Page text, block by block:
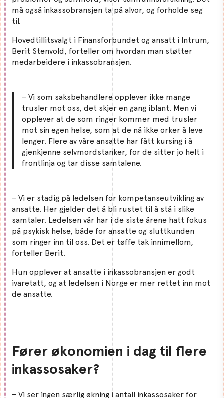
må også inkassobransjen ta på alvor, og forholde seg
til.
Hovedtillitsvalgt i Finansforbundet og ansatt i Intrum,
Berit Stenvold, forteller om hvordan man støtter
medarbeidere i inkassobransjen.
– Vi som saksbehandlere opplever ikke mange
trusler mot oss, det skjer en gang iblant. Men vi
opplever at de som ringer kommer med trusler
mot sin egen helse, som at de nå ikke orker å leve
lenger. Flere av våre ansatte har fått kursing i å
gjenkjenne selvmordstanker, for de sitter jo helt i
frontlinja og tar disse samtalene.
– Vi er stadig på ledelsen for kompetanseutvikling av
ansatte. Her gjelder det å bli rustet til å stå i slike
samtaler. Ledelsen vår har i de siste årene hatt fokus
på psykisk helse, både for ansatte og sluttkunden
som ringer inn til oss. Det er tøffe tak innimellom,
forteller Berit.
Hun opplever at ansatte i inkassobransjen er godt
ivaretatt, og at ledelsen i Norge er mer rettet inn mot
de ansatte.
Fører økonomien i dag til flere
inkassosaker?
– Vi ser ingen særlig økning i antall inkassosaker for